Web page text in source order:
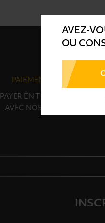
AVEZ-
OU
PAIEMENT SÉCURISÉ
PAYER EN TOUTE SÉRÉNITÉ
AVEC NOS PARTENAIRES